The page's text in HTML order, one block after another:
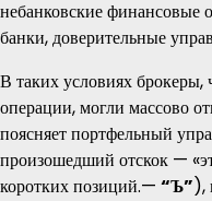
небанковские финансовые
банки, доверительные
В таких условиях брокеры,
операции, могли массово
поясняет портфельный
произошедший отскок —
коротких позиций.— “Ъ”),